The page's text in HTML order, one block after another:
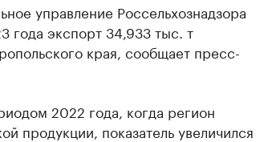
управление Россельхознадзора
года экспорт 34,933 тыс. т
края, сообщает пресс-
2022 года, когда регион
продукции, показатель увеличился